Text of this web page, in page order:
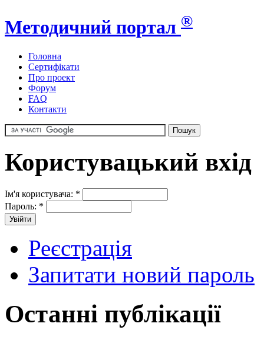
Методичний портал ®
Головна
Сертифікати
Про проект
Форум
FAQ
Контакти
Користувацький вхід
Ім'я користувача: *
Пароль: *
Реєстрація
Запитати новий пароль
Останні публікації